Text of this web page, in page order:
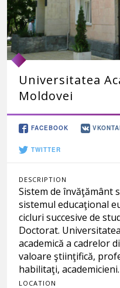
Universitatea
Moldovei
FACEBOOK
TWITTER
DESCRIPTION
Sistem de învăţământ
sistemul educaţional
cicluri succesive de
Doctorat.
academică a cadrelor
valoare ştiinţifică,
habilitaţi, academicieni.
LOCATION